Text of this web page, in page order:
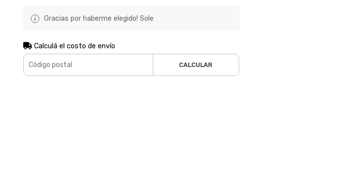
Gracias por haberme elegido! Sole
Calculá el costo de envío
CALCULAR